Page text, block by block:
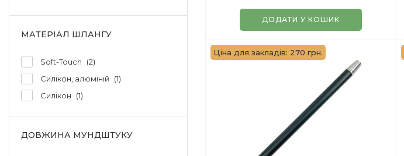
МАТЕРІАЛ ШЛАНГУ
Soft-Touch 2
Силікон 1
Силікон, алюміній 1
ДОВЖИНА МУНДШТУКУ
ДОДАТИ У КОШИК
Ціна для закладів: 270 грн.